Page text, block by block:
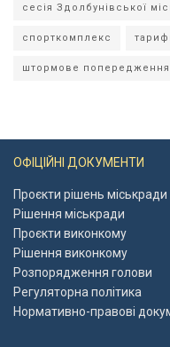
сесія Здолбунівської
спорткомплекс
штормове попередження
ОФІЦІЙНІ ДОКУМЕНТИ
Проєкти рішень міськради
Рішення міськради
Проєкти виконкому
Рішення виконкому
Розпорядження голови
Регуляторна політика
Нормативно-правові